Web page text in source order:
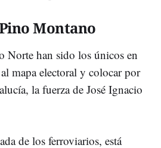
Montano
Norte han sido los únicos en
mapa electoral y colocar por
la fuerza de José Ignacio
de los ferroviarios, está